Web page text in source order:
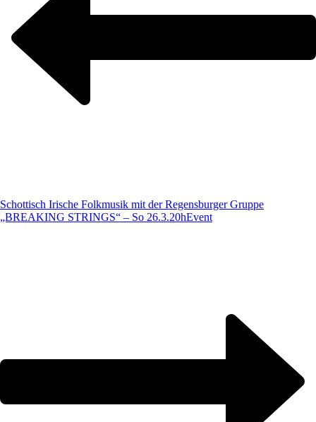
Schottisch Irische Folkmusik mit der Regensburger Gruppe
„BREAKING STRINGS“ – So 26.3.20hEvent